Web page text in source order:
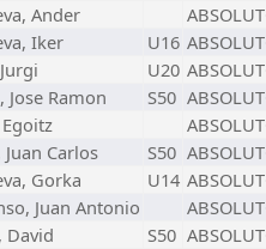
Ander
Iker U16
U20
Jose Ramon S50
Carlos S50
Gorka U14
Juan Antonio
David S50